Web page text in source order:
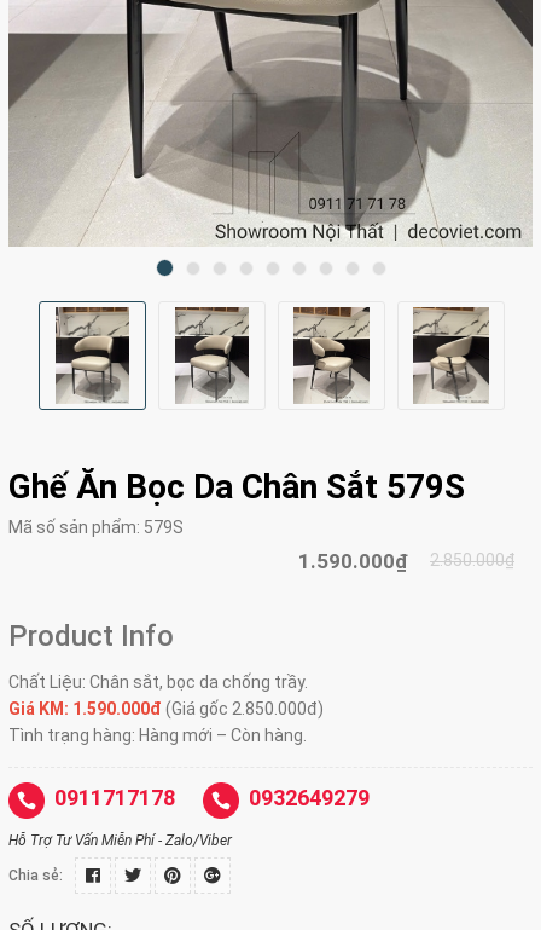
Ghế Ăn Bọc Da Chân Sắt 579S
Mã số sản phẩm: 579S
1.590.000₫ 2.850.000₫
Product Info
Chất Liệu: Chân sắt, bọc da chống trầy.
Giá KM: 1.590.000đ (Giá gốc 2.850.000đ)
Tình trạng hàng: Hàng mới – Còn hàng.
0911717178 0932649279
Hỗ Trợ Tư Vấn Miễn Phí - Zalo/Viber
Chia sẻ: